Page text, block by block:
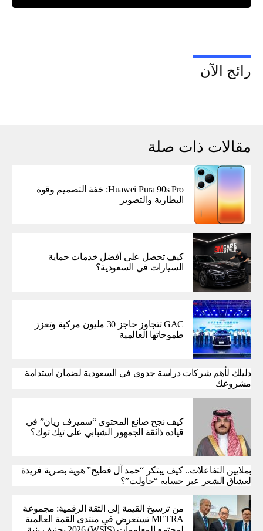
رائج الآن
مقالات ذات صلة
Huawei Pura 90s Pro: خفة التصميم وقوة
البطارية والتصوير
كيف تحصل على أفضل خدمات حماية
السيارات في السعودية؟
GAC تتجاوز حاجز 30 مليون مركبة وتعزز
طموحاتها العالمية
دليلك لأهم شركات دراسة جدوى في السعودية لضمان استدامة
مشروعك
كيف نجح صانع المحتوى “سميرف ريان” في
قيادة ذائقة الجمهور الشبابي على تيك توك؟
بملايين التفاعلات.. كيف يبتكر “حمد آل فطيح” هوية بصرية فريدة
لعشاق الشعر عبر حسابه “حاولت”؟
من ترسيخ القيمة إلى الثقة الرقمية: مجموعة
METRA تستعرض في منتدى القمة العالمية